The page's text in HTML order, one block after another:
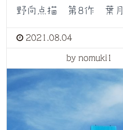
野向点描 第8作 葉月
2021.08.04
by nomuki1